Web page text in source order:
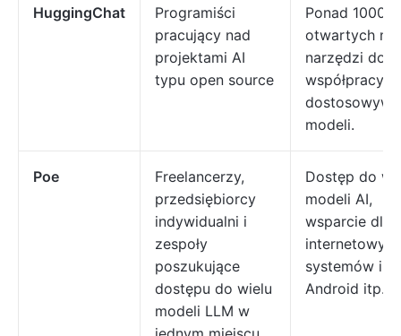
HuggingChat
Programiści
pracujący nad
projektami AI
typu open source
Ponad 1000
otwartych
narzędzi do
współpracy i
modeli.
Poe
Freelancerzy,
przedsiębiorcy
indywidualni i
zespoły
poszukujące
dostępu do wielu
modeli LLM w
Dostęp do
modeli AI,
wsparcie dla
systemów
Android itp.